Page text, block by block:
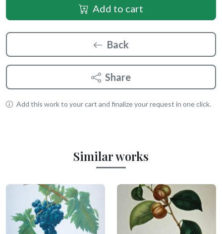
Add to cart
Back
Share
Add this work to your cart and finalize your request in one click.
Similar works